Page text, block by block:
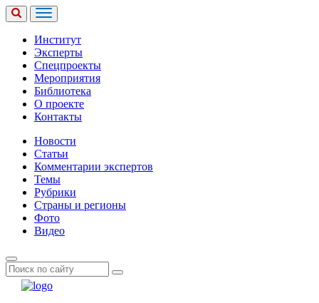
Институт
Эксперты
Спецпроекты
Мероприятия
Библиотека
О проекте
Контакты
Новости
Статьи
Комментарии экспертов
Темы
Рубрики
Страны и регионы
Фото
Видео